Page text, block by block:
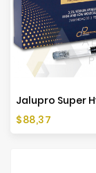
Cena
$88,37